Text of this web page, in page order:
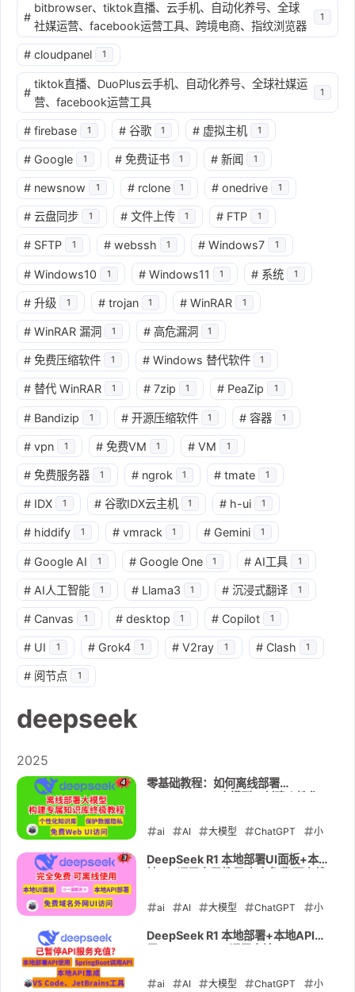
#
bitbrowser、tiktok直播、云手机、自动化养号、全球
社媒运营、facebook运营工具、跨境电商、指纹浏览器
1
# cloudpanel 1
#
tiktok直播、DuoPlus云手机、自动化养号、全球社媒运
营、facebook运营工具
1
# firebase 1 # 谷歌 1 # 虚拟主机 1
# Google 1 # 免费证书 1 # 新闻 1
# newsnow 1 # rclone 1 # onedrive 1
# 云盘同步 1 # 文件上传 1 # FTP 1
# SFTP 1 # webssh 1 # Windows7 1
# Windows10 1 # Windows11 1 # 系统 1
# 升级 1 # trojan 1 # WinRAR 1
# WinRAR 漏洞 1 # 高危漏洞 1
# 免费压缩软件 1 # Windows 替代软件 1
# 替代 WinRAR 1 # 7zip 1 # PeaZip 1
# Bandizip 1 # 开源压缩软件 1 # 容器 1
# vpn 1 # 免费VM 1 # VM 1
# 免费服务器 1 # ngrok 1 # tmate 1
# IDX 1 # 谷歌IDX云主机 1 # h-ui 1
# hiddify 1 # vmrack 1 # Gemini 1
# Google AI 1 # Google One 1 # AI工具 1
# AI人工智能 1 # Llama3 1 # 沉浸式翻译 1
# Canvas 1 # desktop 1 # Copilot 1
# UI 1 # Grok4 1 # V2ray 1 # Clash 1
# 阅节点 1
deepseek
2025
零基础教程：如何离线部署
ai AI 大模型 ChatGPT 小
白教程 3D动画 gpt4o
2025-02-17
DeepSeek R1 本地部署UI面板+本
ai AI 大模型 ChatGPT 小
白教程 gpt4o deepseek UI
DeepSeek R1 本地部署+本地API调
教程
ai AI 大模型 ChatGPT 小